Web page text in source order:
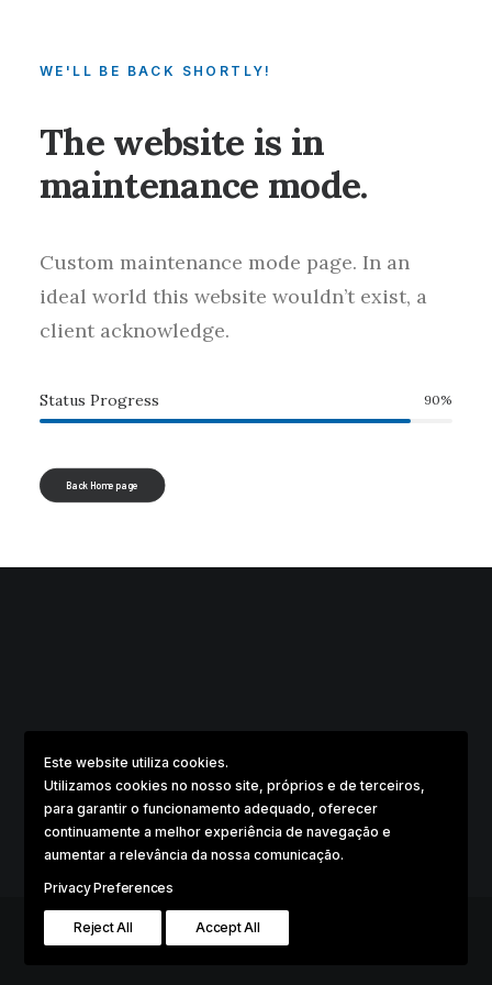
WE'LL BE BACK SHORTLY!
The website is in
maintenance mode.
Custom maintenance mode page. In an
ideal world this website wouldn’t exist, a
client acknowledge.
Status Progress 90%
Back Homepage
Este website utiliza cookies.
Utilizamos cookies no nosso site, próprios e de terceiros,
para garantir o funcionamento adequado, oferecer
continuamente a melhor experiência de navegação e
aumentar a relevância da nossa comunicação.
Privacy Preferences
Reject All Accept All